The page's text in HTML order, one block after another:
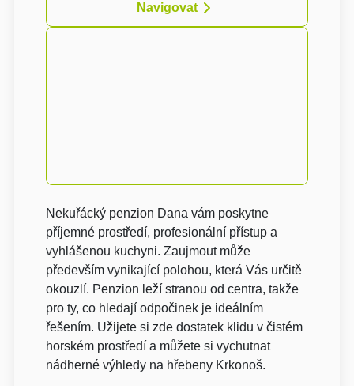
Navigovat
Nekuřácký penzion Dana vám poskytne
příjemné prostředí, profesionální přístup a
vyhlášenou kuchyni. Zaujmout může
především vynikající polohou, která Vás určitě
okouzlí. Penzion leží stranou od centra, takže
pro ty, co hledají odpočinek je ideálním
řešením. Užijete si zde dostatek klidu v čistém
horském prostředí a můžete si vychutnat
nádherné výhledy na hřebeny Krkonoš.